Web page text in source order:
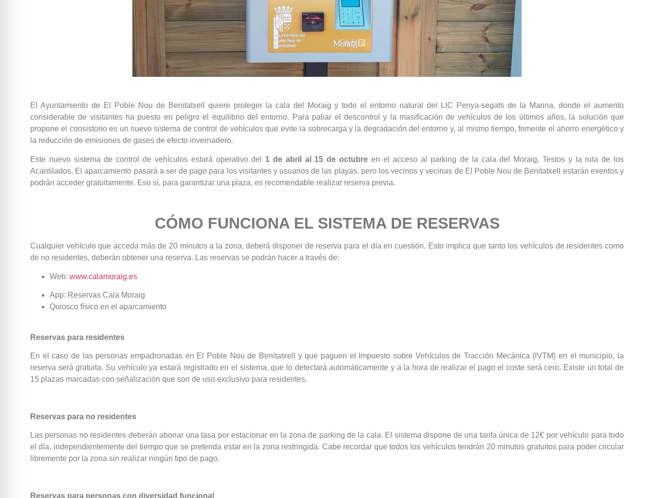
El Ayuntamiento de El Poble Nou de Benitatxell quiere proteger la cala del Moraig y todo el entorno natural del LIC Penya-segats de la Marina, donde el aumento
considerable de visitantes ha puesto en peligro el equilibrio del entorno. Para paliar el descontrol y la masificación de vehículos de los últimos años, la solución que
propone el consistorio es un nuevo sistema de control de vehículos que evite la sobrecarga y la degradación del entorno y, al mismo tiempo, fomente el ahorro energético y
la reducción de emisiones de gases de efecto invernadero.
Este nuevo sistema de control de vehículos estará operativo del 1 de abril al 15 de octubre en el acceso al parking de la cala del Moraig, Testos y la ruta de los
Acantilados. El aparcamiento pasará a ser de pago para los visitantes y usuarios de las playas, pero los vecinos y vecinas de El Poble Nou de Benitatxell estarán exentos y
podrán acceder gratuitamente. Eso sí, para garantizar una plaza, es recomendable realizar reserva previa.
CÓMO FUNCIONA EL SISTEMA DE RESERVAS
Cualquier vehículo que acceda más de 20 minutos a la zona, deberá disponer de reserva para el día en cuestión. Esto implica que tanto los vehículos de residentes como
de no residentes, deberán obtener una reserva. Las reservas se podrán hacer a través de:
Web: www.calamoraig.es
App: Reservas Cala Moraig
Quiosco físico en el aparcamiento
Reservas para residentes
En el caso de las personas empadronadas en El Poble Nou de Benitatxell y que paguen el Impuesto sobre Vehículos de Tracción Mecánica (IVTM) en el municipio, la
reserva será gratuita. Su vehículo ya estará registrado en el sistema, que lo detectará automáticamente y a la hora de realizar el pago el coste será cero. Existe un total de
15 plazas marcadas con señalización que son de uso exclusivo para residentes.
Reservas para no residentes
Las personas no residentes deberán abonar una tasa por estacionar en la zona de parking de la cala. El sistema dispone de una tarifa única de 12€ por vehículo para todo
el día, independientemente del tiempo que se pretenda estar en la zona restringida. Cabe recordar que todos los vehículos tendrán 20 minutos gratuitos para poder circular
libremente por la zona sin realizar ningún tipo de pago.
Reservas para personas con diversidad funcional